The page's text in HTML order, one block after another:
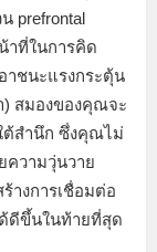
prefrontal
าที่ในการคิด
าชนะแรงกระตุ้น
สมองของคุณจะ
ต้สำนึก ซึ่งคุณไม่
ความวุ่นวาย
างการเชื่อมต่อ
ดีขึ้นในท้ายที่สุด